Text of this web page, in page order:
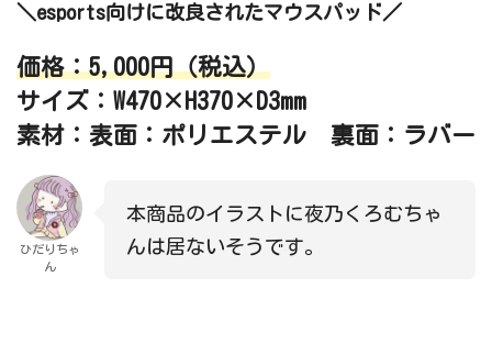
＼esports向けに改良されたマウスパッド／
価格：5,000円（税込）
サイズ：W470×H370×D3mm
素材：表面：ポリエステル 裏面：ラバー
ひだりちゃ
ん
本商品のイラストに夜乃くろむちゃ
んは居ないそうです。